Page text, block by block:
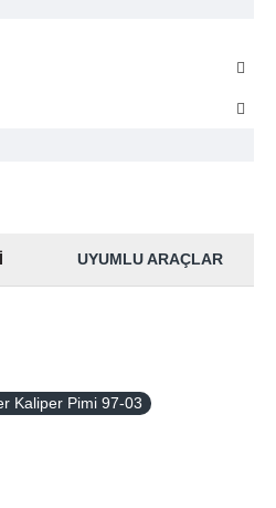
UYUMLU ARAÇLAR
Kaliper Pimi 97-03